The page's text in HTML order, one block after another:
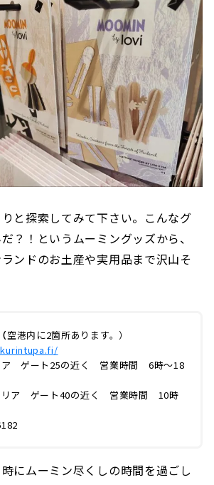
と探索してみて下さい。こんなグ
？！というムーミングッズから、
ンドのお土産や実用品まで沢山そ
空港内に2箇所あります。）
ア ゲート25の近く 営業時間 6時～18
リア ゲート40の近く 営業時間 10時
にムーミン尽くしの時間を過ごし